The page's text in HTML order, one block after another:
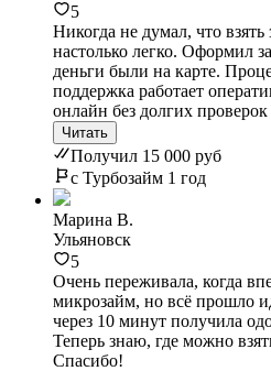
5
Никогда не думал, что
настолько легко. Оформил
деньги были на карте.
поддержка работает
онлайн без долгих
Читать
Получил 15 000 руб
с Турбозайм 1 год
Марина В.
Ульяновск
5
Очень переживала, когда
микрозайм, но всё прошло
через 10 минут получила
Теперь знаю, где можно
Спасибо!